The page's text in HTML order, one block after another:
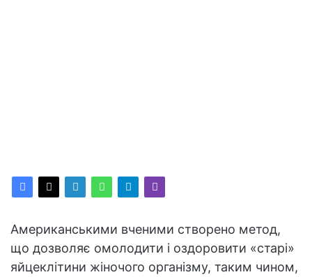
Американськими вченими створено метод,
що дозволяє омолодити і оздоровити «старі»
яйцеклітини жіночого організму, таким чином,